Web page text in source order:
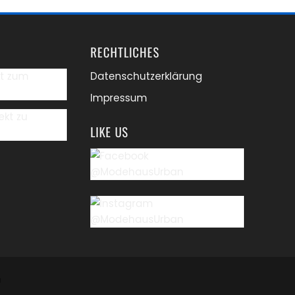
RECHTLICHES
Datenschutzerklärung
Impressum
LIKE US